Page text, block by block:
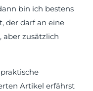
bin ich bestens
der darf an eine
aber zusätzlich
Artikel erfährst